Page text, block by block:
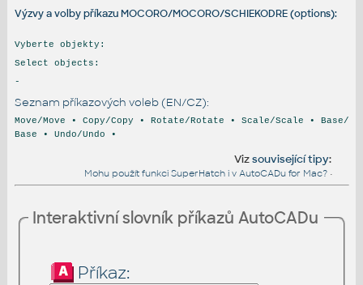
Výzvy a volby příkazu MOCORO/MOCORO/SCHIEKODRE (options):
Vyberte objekty:
Select objects:
-
Seznam příkazových voleb (EN/CZ):
Move/Move • Copy/Copy • Rotate/Rotate • Scale/Scale • Base/
Base • Undo/Undo •
Vizsouvisející tipy:
Mohu použít funkci SuperHatch i v AutoCADu for Mac? •
Interaktivní slovník příkazů AutoCADu
Příkaz: